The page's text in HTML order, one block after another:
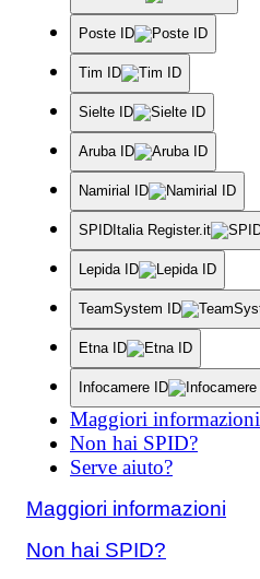
Poste ID
Tim ID
Sielte ID
Aruba ID
Namirial ID
SPIDItalia Register.it
Lepida ID
TeamSystem ID
Etna ID
Infocamere ID
Maggiori informazioni
Non hai SPID?
Serve aiuto?
Maggiori informazioni
Non hai SPID?